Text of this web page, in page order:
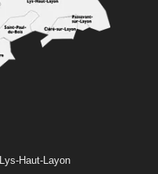
Lys-Haut-Layon